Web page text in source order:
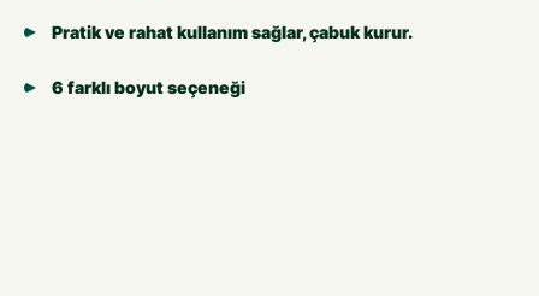
Pratik ve rahat kullanım sağlar, çabuk kurur.
6 farklı boyut seçeneği